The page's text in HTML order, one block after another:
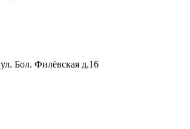
ул. Бол. Филёвская д.16